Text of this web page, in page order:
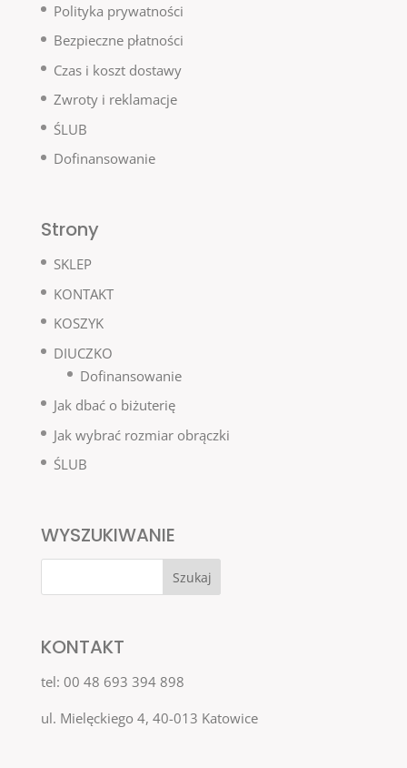
Polityka prywatności
Bezpieczne płatności
Czas i koszt dostawy
Zwroty i reklamacje
ŚLUB
Dofinansowanie
Strony
SKLEP
KONTAKT
KOSZYK
DIUCZKO
Dofinansowanie
Jak dbać o biżuterię
Jak wybrać rozmiar obrączki
ŚLUB
WYSZUKIWANIE
KONTAKT
tel: 00 48 693 394 898
ul. Mielęckiego 4, 40-013 Katowice